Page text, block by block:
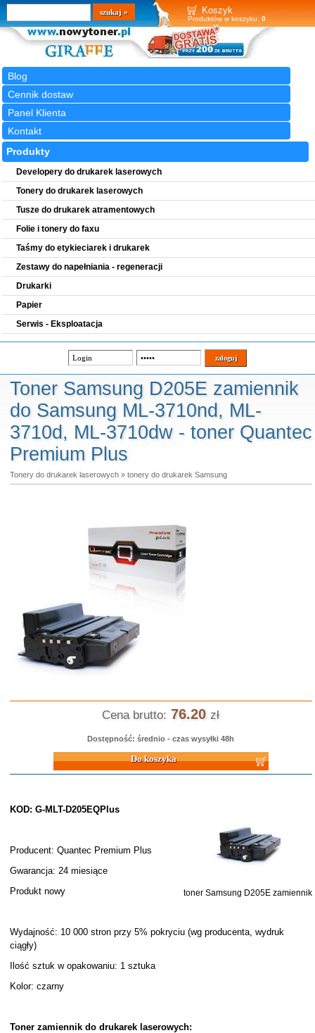
Koszyk
Produktów w koszyku: 0
Blog
Cennik dostaw
Panel Klienta
Kontakt
Wyszukiwarka
szukaj
Produkty
Developery do drukarek laserowych
Tonery do drukarek laserowych
Tusze do drukarek atramentowych
Folie i tonery do faxu
Taśmy do etykieciarek i drukarek
Zestawy do napełniania - regeneracji
Drukarki
Papier
Serwis - Eksploatacja
Toner Samsung D205E zamiennik
do Samsung ML-3710nd, ML-
3710d, ML-3710dw - toner Quantec
Premium Plus
Tonery do drukarek laserowych» tonery do drukarek Samsung
Cena brutto: 76.20 zł
Dostępność: średnio - czas wysyłki 48h
Do koszyka
toner Samsung D205E zamiennik
KOD: G-MLT-D205EQPlus
Producent: Quantec Premium Plus
Gwarancja: 24 miesiące
Produkt nowy
Wydajność: 10 000 stron przy 5% pokryciu (wg producenta, wydruk
ciągły)
Ilość sztuk w opakowaniu: 1 sztuka
Kolor: czarny
Toner zamiennik do drukarek laserowych: